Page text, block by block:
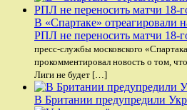
В «Спартаке» отреагировали
РПЛ не переносить матчи 18-
пресс-службы московского
прокомментировал новость о том,
Лиги не будет […]
В Британии предупредили